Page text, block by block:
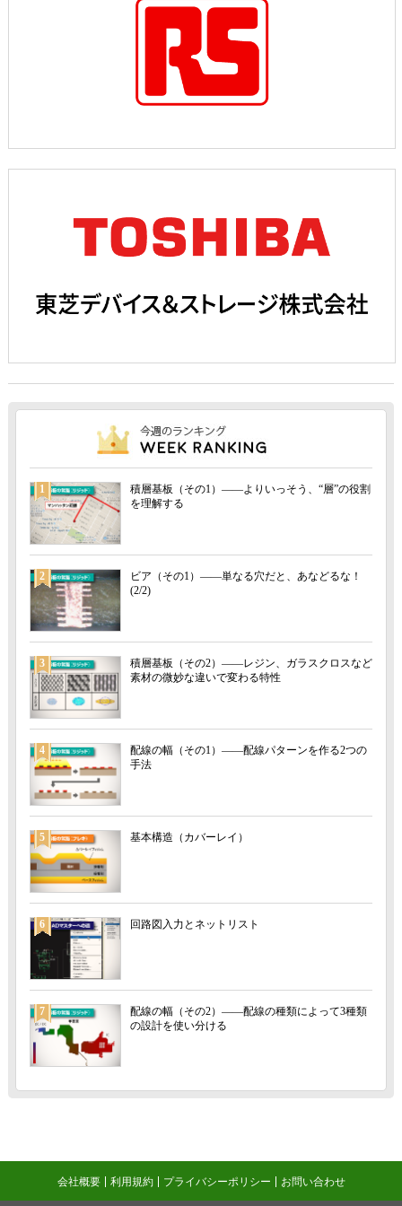
1
積層基板（その1）――よりいっそう、“層”の役割
を理解する
2
ビア（その1）――単なる穴だと、あなどるな！
(2/2)
3
積層基板（その2）――レジン、ガラスクロスなど
素材の微妙な違いで変わる特性
4
配線の幅（その1）――配線パターンを作る2つの
手法
5 基本構造（カバーレイ）
6 回路図入力とネットリスト
7
配線の幅（その2）――配線の種類によって3種類
の設計を使い分ける
会社概要 利用規約 プライバシーポリシー お問い合わせ